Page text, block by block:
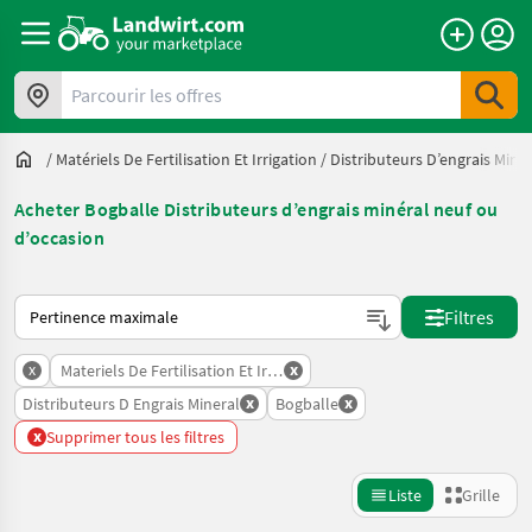
Parcourir les offres
/ Matériels De Fertilisation Et Irrigation / Distributeurs D’engrais
Acheter Bogballe Distributeurs d’engrais minéral neuf ou
d’occasion
Voici comment les annonces sont triées sur Landwirt.com
Filtres
x Materiels De Fertilisation Et Irrigation
x
Distributeurs D Engrais Mineral x Bogballe x
x Supprimer tous les filtres
Liste Grille